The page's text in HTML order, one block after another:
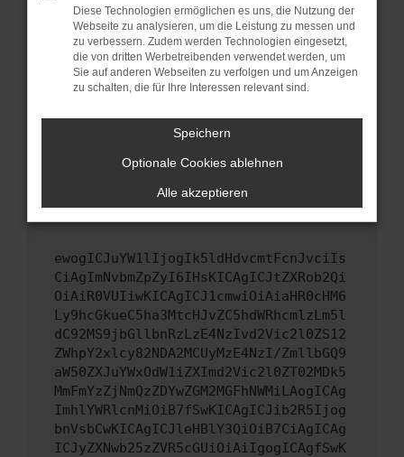
sind.
Veraltete Software birgt nicht nur ein
Sicherheitsrisiko, sondern kann auch dazu
führen, dass bestimmte Funktionen nicht mehr
unterstützt werden.
Wende dich an den Webseitenbetreiber.
Wenn du alle oben genannten Schritte versucht
hast, kontaktiere uns bitte. Wir werden
versuchen, das Problem zu beheben. Du kannst
uns diesen Text schicken, um uns bei der
ewogICJuYW1lIjogIk5ldHdvcmtFcnJvciIs
CiAgImNvbmZpZyI6IHsKICAgICJtZXRob2Qi
OiAiR0VUIiwKICAgICJ1cmwiOiAiaHR0cHM6
Ly9hcGkueC5ha3MtcHJvZC5hdWRhcmlzLm5l
dC92MS9jbGllbnRzLzE4NzIvd2Vic2l0ZS12
ZWhpY2xlcy82NDA2MCUyMzE4NzI/ZmllbGQ9
aW50ZXJuYWxOdW1iZXImd2Vic2l0ZT02MDk5
MmFmYzZjNmQzZDYwZGM2MGFhNWMiLAogICAg
ImhlYWRlcnMiOiB7fSwKICAgICJib2R5Ijog
bnVsbCwKICAgICJleHBlY3QiOiB7CiAgICAg
ICJyZXNwb25zZVR5cGUiOiAiIgogICAgfSwK
Diese Technologien ermöglichen es uns, die Nutzung der
Webseite zu analysieren, um die Leistung zu messen und
zu verbessern. Zudem werden Technologien eingesetzt,
die von dritten Werbetreibenden verwendet werden, um
Sie auf anderen Webseiten zu verfolgen und um Anzeigen
zu schalten, die für Ihre Interessen relevant sind.
Speichern
Optionale Cookies ablehnen
Alle akzeptieren